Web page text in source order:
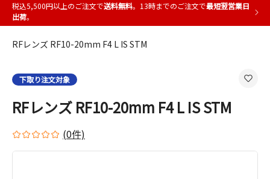
税込5,500円以上のご注文で送料無料。13時までのご注文で最短翌営業日
出荷。
RFレンズ RF10-20mm F4 L IS STM
下取り注文対象
RFレンズ RF10-20mm F4 L IS STM
(0件)